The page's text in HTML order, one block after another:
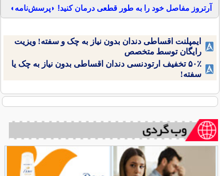
آرتروز مفاصل خود را به طور قطعی درمان کنید! ◗پرسش‌نامه◖
ایمپلنت اقساطی دندان بدون نیاز به چک و سفته! ویزیت
رایگان توسط متخصص
۵۰٪ تخفیف ارتودنسی دندان اقساطی بدون نیاز به چک یا
سفته!